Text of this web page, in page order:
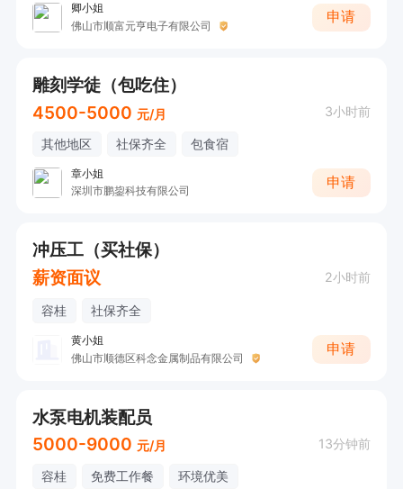
卿小姐
佛山市顺富元亨电子有限公司
申请
雕刻学徒（包吃住）
4500-5000 元/月 3小时前
其他地区 社保齐全 包食宿
章小姐
深圳市鹏鋆科技有限公司
申请
冲压工（买社保）
薪资面议
2小时前
容桂 社保齐全
黄小姐
佛山市顺德区科念金属制品有限公司
申请
水泵电机装配员
5000-9000 元/月 13分钟前
容桂 免费工作餐 环境优美